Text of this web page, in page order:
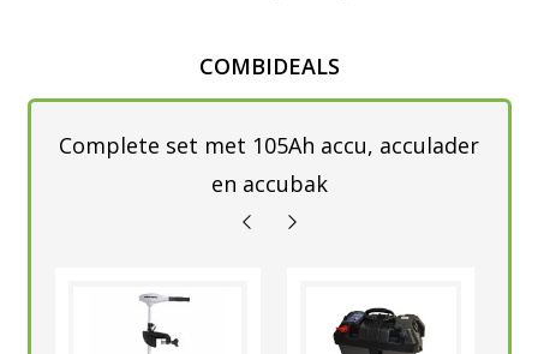
COMBIDEALS
Complete set met 105Ah accu, acculader
en accubak